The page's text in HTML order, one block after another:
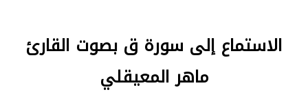
الاستماع إلى سورة ق بصوت القارئ
ماهر المعيقلي